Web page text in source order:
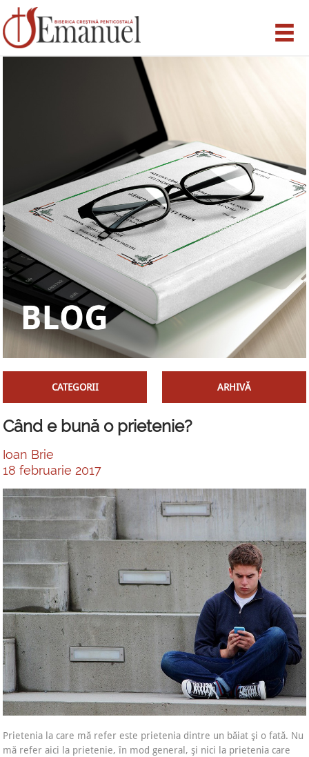
ARHIVĂ
CATEGORII
Când e bună o prietenie?
Ioan Brie
18 februarie 2017
Prietenia la care mă refer este prietenia dintre un băiat şi o fată. Nu
mă refer aici la prietenie, în mod general, şi nici la prietenia care